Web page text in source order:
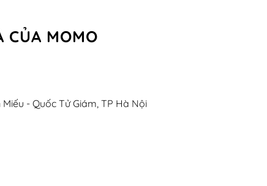
CỦA MOMO
- Quốc Tử Giám, TP Hà Nội